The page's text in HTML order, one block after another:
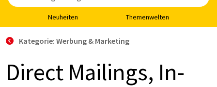
Neu­hei­ten The­men­wel­ten
Kategorie: Werbung & Marketing
Di­rect Mai­lings, In­